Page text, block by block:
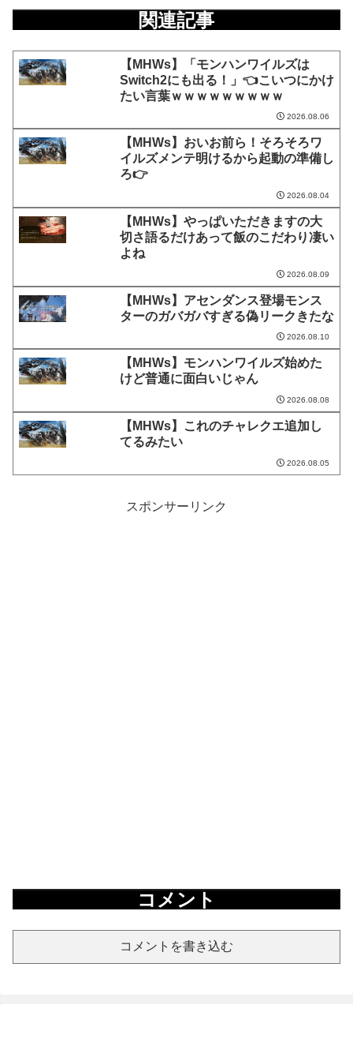
関連記事
【MHWs】「モンハンワイルズは
Switch2にも出る！」👈こいつにかけ
たい言葉ｗｗｗｗｗｗｗｗｗ
2026.08.06
【MHWs】おいお前ら！そろそろワ
イルズメンテ明けるから起動の準備し
ろ👉
2026.08.04
【MHWs】やっぱいただきますの大
切さ語るだけあって飯のこだわり凄い
よね
2026.08.09
【MHWs】アセンダンス登場モンス
ターのガバガバすぎる偽リークきたな
2026.08.10
【MHWs】モンハンワイルズ始めた
けど普通に面白いじゃん
2026.08.08
【MHWs】これのチャレクエ追加し
てるみたい
2026.08.05
スポンサーリンク
コメント
コメントを書き込む